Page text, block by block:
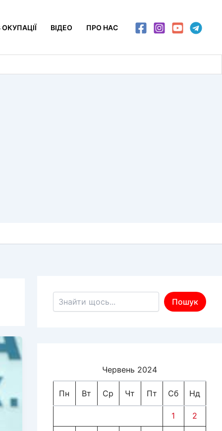
ВІДЕО ПРО НАС
Пошук по сайту
Пошук
Червень 2024
Пн Вт Ср Чт Пт Сб Нд
1 2